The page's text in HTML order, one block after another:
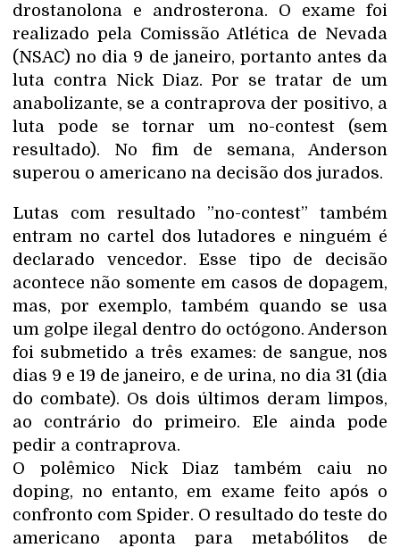
drostanolona e androsterona. O exame foi
realizado pela Comissão Atlética de Nevada
(NSAC) no dia 9 de janeiro, portanto antes da
luta contra Nick Diaz. Por se tratar de um
anabolizante, se a contraprova der positivo, a
luta pode se tornar um no-contest (sem
resultado). No fim de semana, Anderson
superou o americano na decisão dos jurados.
Lutas com resultado ”no-contest” também
entram no cartel dos lutadores e ninguém é
declarado vencedor. Esse tipo de decisão
acontece não somente em casos de dopagem,
mas, por exemplo, também quando se usa
um golpe ilegal dentro do octógono. Anderson
foi submetido a três exames: de sangue, nos
dias 9 e 19 de janeiro, e de urina, no dia 31 (dia
do combate). Os dois últimos deram limpos,
ao contrário do primeiro. Ele ainda pode
pedir a contraprova.
O polêmico Nick Diaz também caiu no
doping, no entanto, em exame feito após o
confronto com Spider. O resultado do teste do
americano aponta para metabólitos de